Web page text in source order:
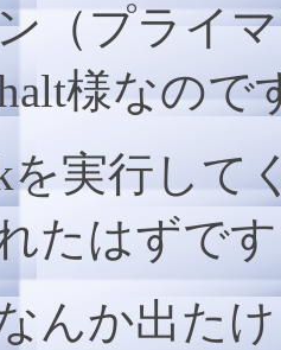
（プライ
様なので
を実行して
たはずで
んか出た